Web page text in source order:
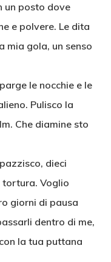
un posto dove
e polvere. Le dita
mia gola, un senso
le nocchie e le
Pulisco la
Che diamine sto
dieci
tortura. Voglio
giorni di pausa
dentro di me,
la tua puttana